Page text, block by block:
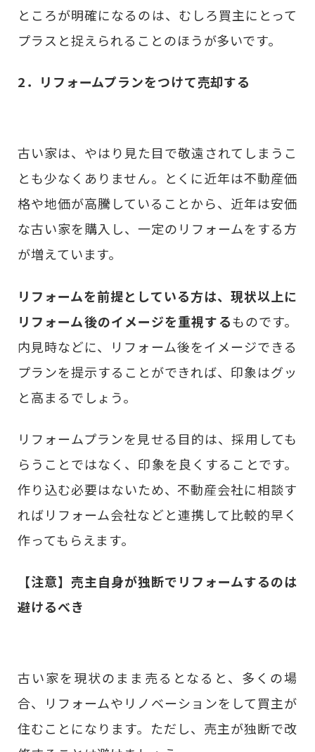
ところが明確になるのは、むしろ買主にとって
プラスと捉えられることのほうが多いです。
2．リフォームプランをつけて売却する
古い家は、やはり見た目で敬遠されてしまうこ
とも少なくありません。とくに近年は不動産価
格や地価が高騰していることから、近年は安価
な古い家を購入し、一定のリフォームをする方
が増えています。
リフォームを前提としている方は、現状以上に
リフォーム後のイメージを重視するものです。
内見時などに、リフォーム後をイメージできる
プランを提示することができれば、印象はグッ
と高まるでしょう。
リフォームプランを見せる目的は、採用しても
らうことではなく、印象を良くすることです。
作り込む必要はないため、不動産会社に相談す
ればリフォーム会社などと連携して比較的早く
作ってもらえます。
【注意】売主自身が独断でリフォームするのは
避けるべき
古い家を現状のまま売るとなると、多くの場
合、リフォームやリノベーションをして買主が
住むことになります。ただし、売主が独断で改